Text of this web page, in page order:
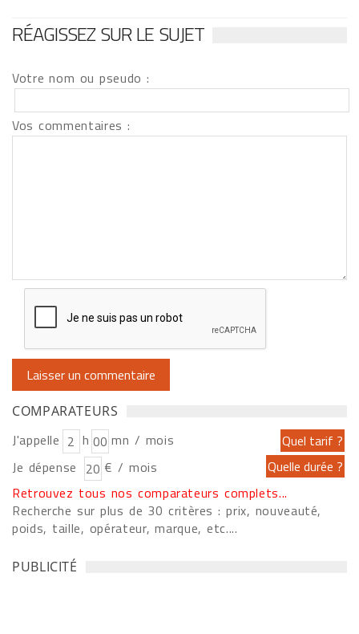
RÉAGISSEZ SUR LE SUJET
Votre nom ou pseudo :
Vos commentaires :
COMPARATEURS
J'appelle h
mn / mois
Je dépense
€ / mois
Retrouvez tous nos comparateurs complets...
Recherche sur plus de 30 critères : prix, nouveauté,
poids, taille, opérateur, marque, etc....
PUBLICITÉ